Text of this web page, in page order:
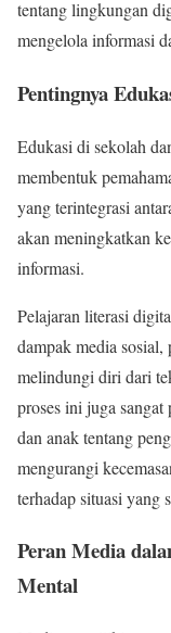
tentang lingkungan
mengelola informasi
Pentingnya
Edukasi di sekolah
membentuk
yang terintegrasi
akan meningkatkan
informasi.
Pelajaran literasi
dampak media sosial,
melindungi diri dari
proses ini juga
dan anak tentang
mengurangi
terhadap situasi yang
Peran Media
Mental